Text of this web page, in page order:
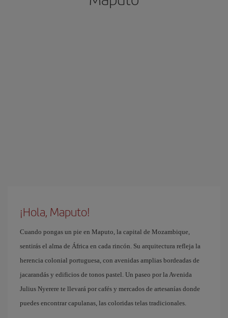
¡Hola, Maputo!
Cuando pongas un pie en Maputo, la capital de Mozambique,
sentirás el alma de África en cada rincón. Su arquitectura refleja la
herencia colonial portuguesa, con avenidas amplias bordeadas de
jacarandás y edificios de tonos pastel. Un paseo por la Avenida
Julius Nyerere te llevará por cafés y mercados de artesanías donde
puedes encontrar capulanas, las coloridas telas tradicionales.